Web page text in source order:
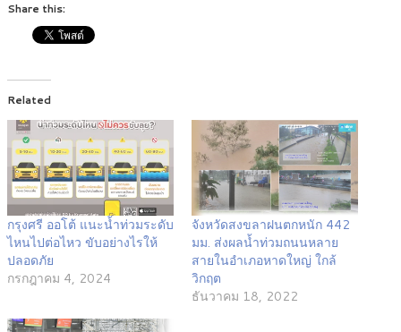
Share this:
Related
กรุงศรี ออโต้ แนะน้ำท่วมระดับ
ไหนไปต่อไหว ขับอย่างไรให้
ปลอดภัย
กรกฎาคม 4, 2024
จังหวัดสงขลาฝนตกหนัก 442
มม. ส่งผลน้ำท่วมถนนหลาย
สายในอำเภอหาดใหญ่ ใกล้
วิกฤต
ธันวาคม 18, 2022